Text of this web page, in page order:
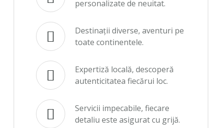
personalizate de neuitat.
Destinații diverse, aventuri pe
toate continentele.
Expertiză locală, descoperă
autenticitatea fiecărui loc.
Servicii impecabile, fiecare
detaliu este asigurat cu grijă.